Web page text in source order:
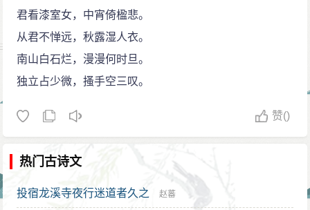
君看漆室女，中宵倚楹悲。
从君不惮远，秋露湿人衣。
南山白石烂，漫漫何时旦。
独立占少微，搔手空三叹。
赞()
热门古诗文
投宿龙溪寺夜行迷道者久之 赵蕃